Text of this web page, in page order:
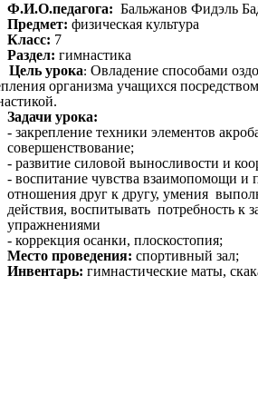
Ф.И.О.педагога: Бальжанов Фидэль
Предмет: физическая культура
Класс: 7
Раздел: гимнастика
Цель урока:Овладение способами
организма учащихся
Задачи урока:
- закрепление техники элементов
совершенствование;
- развитие силовой выносливости и
- воспитание чувства взаимопомощи и
отношения друг к другу, умения
действия, воспитывать потребность к
упражнениями
- коррекция осанки, плоскостопия;
Место проведения: спортивный зал;
Инвентарь: гимнастические маты,